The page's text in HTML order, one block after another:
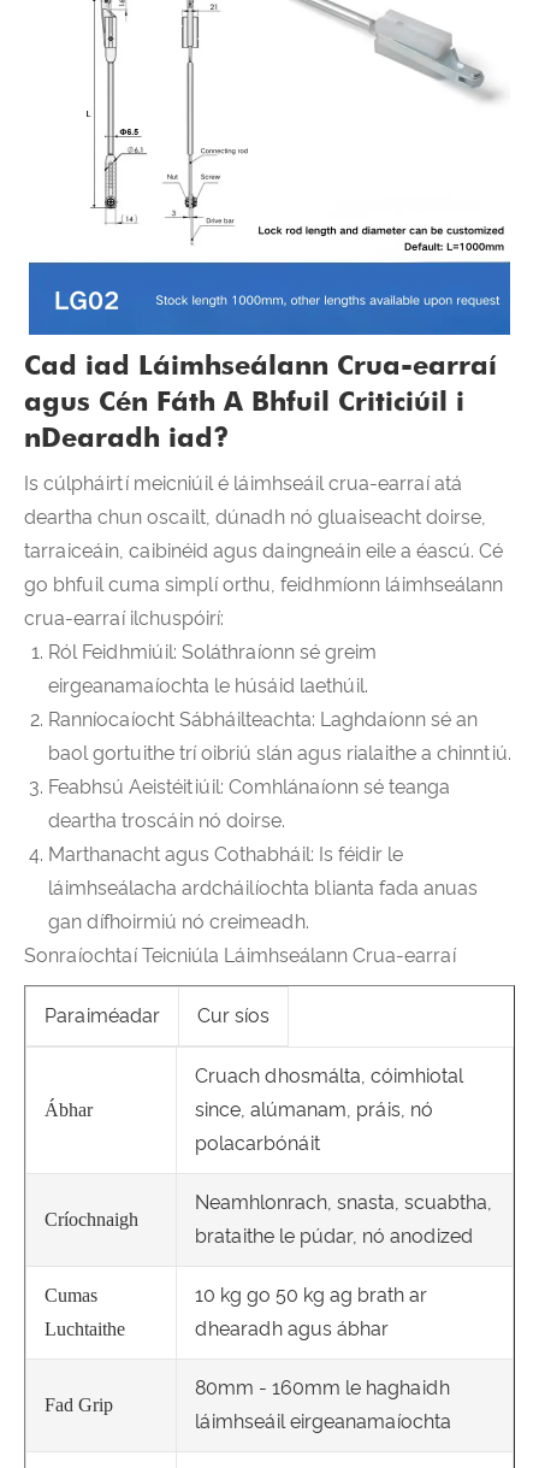
Cad iad Láimhseálann Crua-earraí
agus Cén Fáth A Bhfuil Criticiúil i
nDearadh iad?
Is cúlpháirtí meicniúil é láimhseáil crua-earraí atá
deartha chun oscailt, dúnadh nó gluaiseacht doirse,
tarraiceáin, caibinéid agus daingneáin eile a éascú. Cé
go bhfuil cuma simplí orthu, feidhmíonn láimhseálann
crua-earraí ilchuspóirí:
Ról Feidhmiúil: Soláthraíonn sé greim
eirgeanamaíochta le húsáid laethúil.
Ranníocaíocht Sábháilteachta: Laghdaíonn sé an
baol gortuithe trí oibriú slán agus rialaithe a chinntiú.
Feabhsú Aeistéitiúil: Comhlánaíonn sé teanga
deartha troscáin nó doirse.
Marthanacht agus Cothabháil: Is féidir le
láimhseálacha ardcháilíochta blianta fada anuas
gan dífhoirmiú nó creimeadh.
Sonraíochtaí Teicniúla Láimhseálann Crua-earraí
Paraiméadar Cur síos
Ábhar
Cruach dhosmálta, cóimhiotal
since, alúmanam, práis, nó
polacarbónáit
Críochnaigh
Neamhlonrach, snasta, scuabtha,
brataithe le púdar, nó anodized
Cumas
Luchtaithe
10 kg go 50 kg ag brath ar
dhearadh agus ábhar
Fad Grip
80mm - 160mm le haghaidh
láimhseáil eirgeanamaíochta